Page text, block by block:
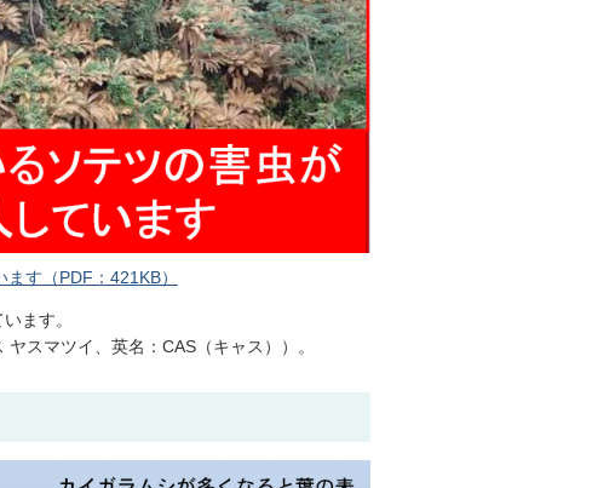
す（PDF：421KB）
ます。
ヤスマツイ、英名：CAS（キャス））。